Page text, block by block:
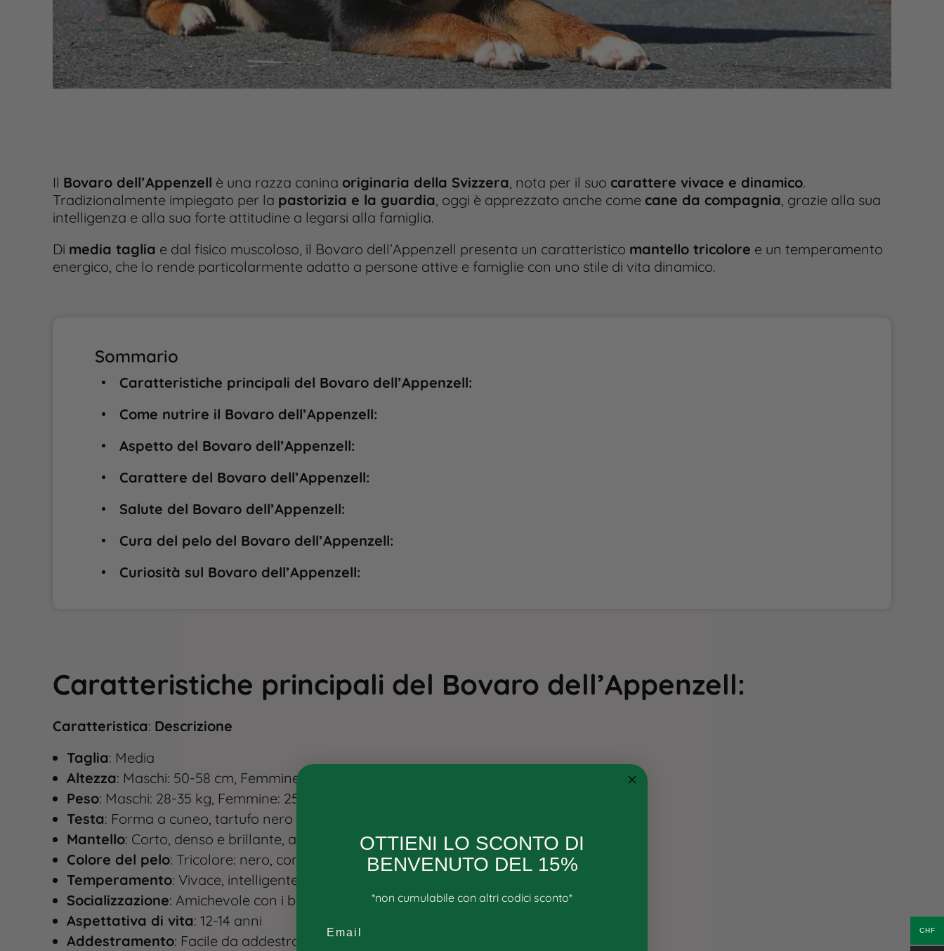
Il Bovaro dell’Appenzell è una razza canina originaria della Svizzera, nota per il suo carattere vivace e dinamico.
Tradizionalmente impiegato per la pastorizia e la guardia, oggi è apprezzato anche come cane da compagnia, grazie alla sua
intelligenza e alla sua forte attitudine a legarsi alla famiglia.
Di media taglia e dal fisico muscoloso, il Bovaro dell’Appenzell presenta un caratteristico mantello tricolore e un temperamento
energico, che lo rende particolarmente adatto a persone attive e famiglie con uno stile di vita dinamico.
Sommario
Caratteristiche principali del Bovaro dell’Appenzell:
Come nutrire il Bovaro dell’Appenzell:
Aspetto del Bovaro dell’Appenzell:
Carattere del Bovaro dell’Appenzell:
Salute del Bovaro dell’Appenzell:
Cura del pelo del Bovaro dell’Appenzell:
Curiosità sul Bovaro dell’Appenzell:
Caratteristiche principali del Bovaro dell’Appenzell:
Caratteristica: Descrizione
Taglia: Media
Altezza: Maschi: 50-58 cm, Femmine: 48-56 cm
Peso: Maschi: 28-35 kg, Femmine: 25-30 kg
Testa: Forma a cuneo, tartufo nero o marrone scuro
Mantello: Corto, denso e brillante, a doppio strato
Colore del pelo: Tricolore: nero, con macchie bianche e fulve​
Temperamento: Vivace, intelligente, leale, protettivo
Socializzazione: Amichevole con i bambini e compatibile con altri animali
Aspettativa di vita: 12-14 anni
Addestramento: Facile da addestrare, meglio con rinforzo positivo
CHF
OTTIENI LO SCONTO DI
BENVENUTO DEL 15%
*non cumulabile con altri codici sconto*